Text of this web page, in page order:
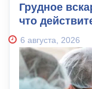
Грудное
что
6 августа, 2026